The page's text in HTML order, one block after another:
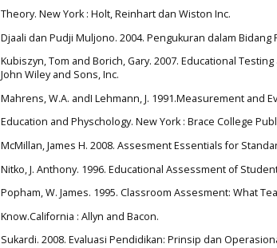
Theory. New York : Holt, Reinhart dan Wiston Inc.
Djaali dan Pudji Muljono. 2004. Pengukuran dalam Bidang
Kubiszyn, Tom and Borich, Gary. 2007. Educational
John Wiley and Sons, Inc.
Mahrens, W.A. andI Lehmann, J. 1991.Measurement and
Education and Physchology. New York : Brace College
McMillan, James H. 2008. Assesment Essentials for
Nitko, J. Anthony. 1996. Educational Assessment of
Popham, W. James. 1995. Classroom Assesment: What
Know.California : Allyn and Bacon.
Sukardi. 2008. Evaluasi Pendidikan: Prinsip dan